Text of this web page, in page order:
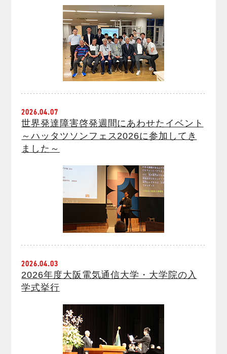
2026.04.07
世界発達障害啓発週間にあわせたイベント
～ハッタツソンフェス2026に参加してき
ました～
2026.04.03
2026年度大阪電気通信大学・大学院の入
学式挙行